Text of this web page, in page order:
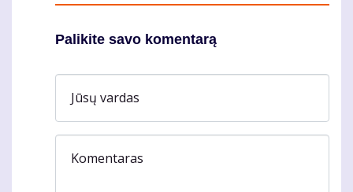
Palikite savo komentarą
Jūsų vardas
Komentaras